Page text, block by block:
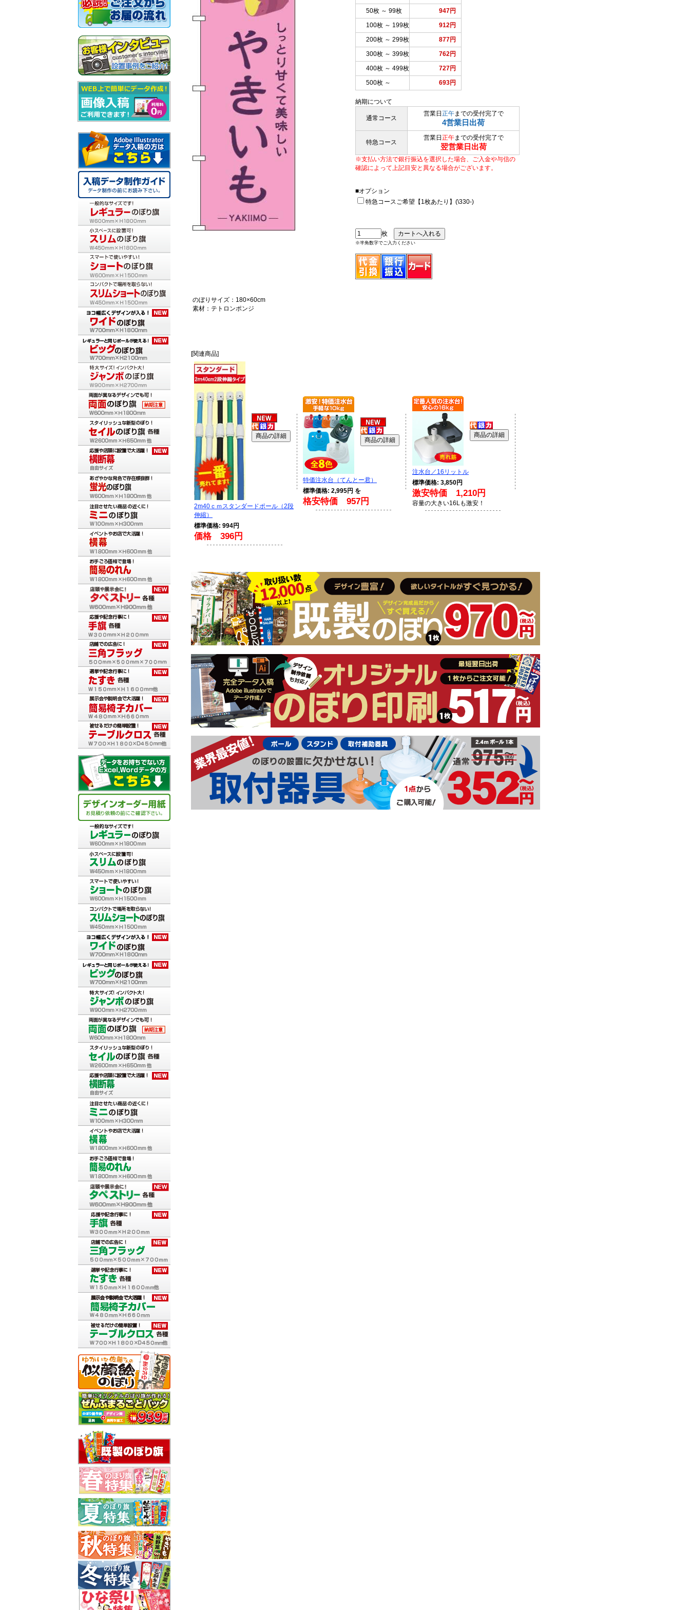
50枚 ～ 99枚
947円
100枚 ～ 199枚
912円
200枚 ～ 299枚
877円
300枚 ～ 399枚
762円
400枚 ～ 499枚
727円
500枚 ～
693円
納期について
通常コース
営業日 正午までの受付完了で
4営業日出荷
特急コース
営業日 正午までの受付完了で
翌営業日出荷
※支払い方法で銀行振込を選択した場合、ご入金や与信の
確認によって上記目安と異なる場合がございます。
■オプション
特急コースご希望【1枚あたり】(\330-)
枚
※半角数字でご入力ください
のぼりサイズ：180×60cm
素材：テトロンポンジ
[関連商品]
2m40ｃｍスタンダードポール（2段
伸縮）
標準価格: 994円
価格 396円
特価注水台（てんとー君）
標準価格: 2,995円 を
格安特価 957円
注水台／16リットル
標準価格: 3,850円
激安特価 1,210円
容量の大きい16Lも激安！